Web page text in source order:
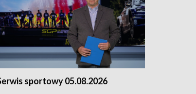
sportowy 05.08.2026